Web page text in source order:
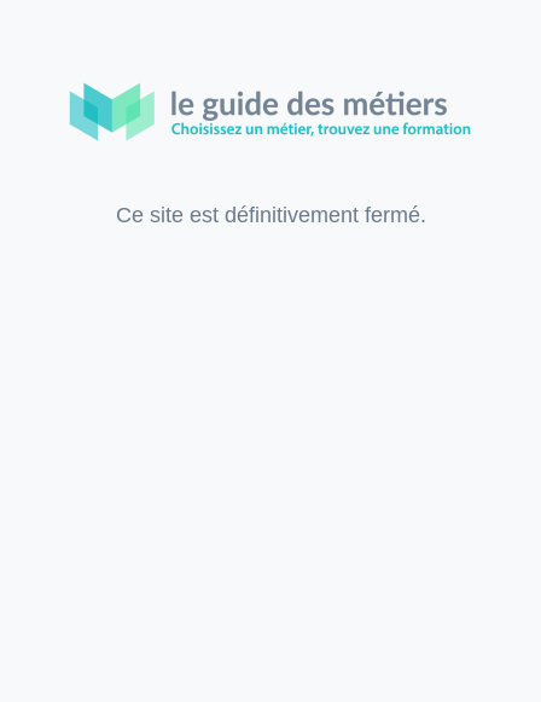
Ce site est définitivement fermé.